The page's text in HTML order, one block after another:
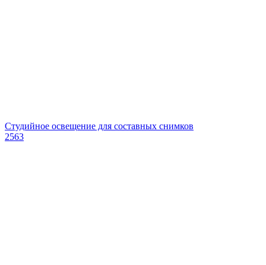
Студийное освещение для составных снимков
2563